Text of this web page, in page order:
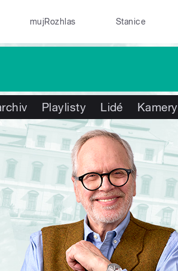
mujRozhlas Stanice
Playlisty Lidé Kamery